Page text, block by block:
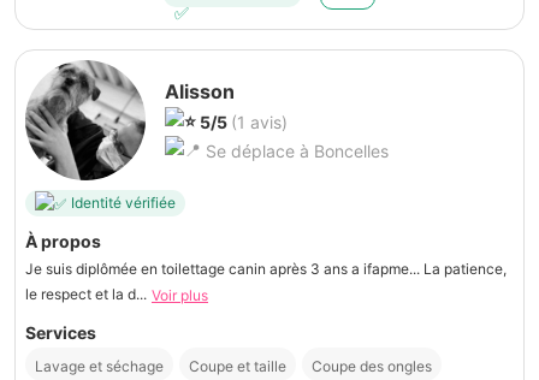
Alisson
5/5 (1 avis)
Se déplace à Boncelles
Identité vérifiée
À propos
Je suis diplômée en toilettage canin après 3 ans a ifapme... La patience,
le respect et la d... Voir plus
Services
Lavage et séchage Coupe et taille Coupe des ongles